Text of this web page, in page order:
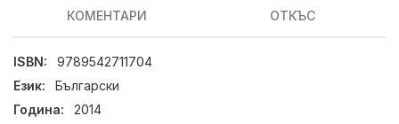
КОМЕНТАРИ ОТКЪС
ISBN:
9789542711704
Език:
Български
Година:
2014